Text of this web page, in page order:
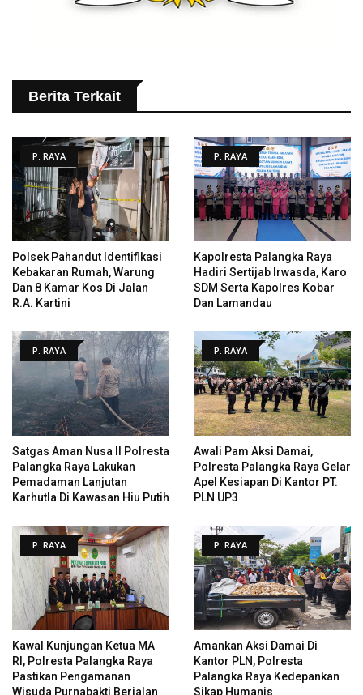
Berita Terkait
P. RAYA
Polsek Pahandut Identifikasi
Kebakaran Rumah, Warung
Dan 8 Kamar Kos Di Jalan
R.A. Kartini
P. RAYA
Kapolresta Palangka Raya
Hadiri Sertijab Irwasda, Karo
SDM Serta Kapolres Kobar
Dan Lamandau
P. RAYA
Satgas Aman Nusa II Polresta
Palangka Raya Lakukan
Pemadaman Lanjutan
Karhutla Di Kawasan Hiu Putih
P. RAYA
Awali Pam Aksi Damai,
Polresta Palangka Raya Gelar
Apel Kesiapan Di Kantor PT.
PLN UP3
P. RAYA
Kawal Kunjungan Ketua MA
RI, Polresta Palangka Raya
Pastikan Pengamanan
Wisuda Purnabakti Berjalan
P. RAYA
Amankan Aksi Damai Di
Kantor PLN, Polresta
Palangka Raya Kedepankan
Sikap Humanis